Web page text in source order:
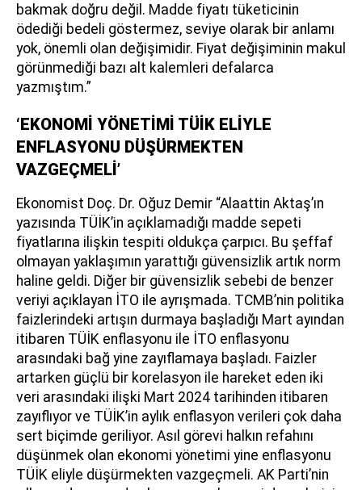
bakmak doğru değil. Madde fiyatı tüketicinin
ödediği bedeli göstermez, seviye olarak bir anlamı
yok, önemli olan değişimidir. Fiyat değişiminin makul
görünmediği bazı alt kalemleri defalarca
yazmıştım.”
‘EKONOMİ YÖNETİMİ TÜİK ELİYLE
ENFLASYONU DÜŞÜRMEKTEN
VAZGEÇMELİ’
Ekonomist Doç. Dr. Oğuz Demir “Alaattin Aktaş’ın
yazısında TÜİK’in açıklamadığı madde sepeti
fiyatlarına ilişkin tespiti oldukça çarpıcı. Bu şeffaf
olmayan yaklaşımın yarattığı güvensizlik artık norm
haline geldi. Diğer bir güvensizlik sebebi de benzer
veriyi açıklayan İTO ile ayrışmada. TCMB’nin politika
faizlerindeki artışın durmaya başladığı Mart ayından
itibaren TÜİK enflasyonu ile İTO enflasyonu
arasındaki bağ yine zayıflamaya başladı. Faizler
artarken güçlü bir korelasyon ile hareket eden iki
veri arasındaki ilişki Mart 2024 tarihinden itibaren
zayıflıyor ve TÜİK’in aylık enflasyon verileri çok daha
sert biçimde geriliyor. Asıl görevi halkın refahını
düşünmek olan ekonomi yönetimi yine enflasyonu
TÜİK eliyle düşürmekten vazgeçmeli. AK Parti’nin